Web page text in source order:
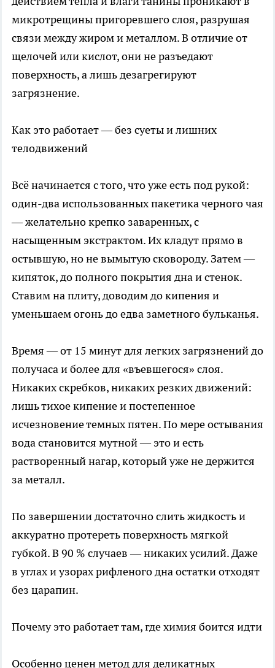
микротрещины пригоревшего слоя, разрушая
связи между жиром и металлом. В отличие от
щелочей или кислот, они не разъедают
поверхность, а лишь дезагрегируют
загрязнение.
Как это работает — без суеты и лишних
телодвижений
Всё начинается с того, что уже есть под рукой:
один-два использованных пакетика черного чая
— желательно крепко заваренных, с
насыщенным экстрактом. Их кладут прямо в
остывшую, но не вымытую сковороду. Затем —
кипяток, до полного покрытия дна и стенок.
Ставим на плиту, доводим до кипения и
уменьшаем огонь до едва заметного бульканья.
Время — от 15 минут для легких загрязнений до
получаса и более для «въевшегося» слоя.
Никаких скребков, никаких резких движений:
лишь тихое кипение и постепенное
исчезновение темных пятен. По мере остывания
вода становится мутной — это и есть
растворенный нагар, который уже не держится
за металл.
По завершении достаточно слить жидкость и
аккуратно протереть поверхность мягкой
губкой. В 90 % случаев — никаких усилий. Даже
в углах и узорах рифленого дна остатки отходят
без царапин.
Почему это работает там, где химия боится идти
Особенно ценен метод для деликатных